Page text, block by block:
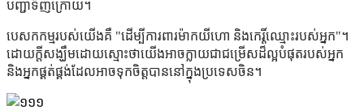
បញ្ជាទិញក្រោយ។
បេសកកម្មរបស់យើងគឺ "ដើម្បីការពារម៉ាកយីហោ និងកេរ្តិ៍ឈ្មោះរបស់អ្នក"។
ដោយក្តីសង្ឃឹមដោយស្មោះថាយើងអាចក្លាយជាជម្រើសដ៏ល្អបំផុតរបស់អ្នក
និងអ្នកផ្គត់ផ្គង់ដែលអាចទុកចិត្តបាននៅក្នុងប្រទេសចិន។